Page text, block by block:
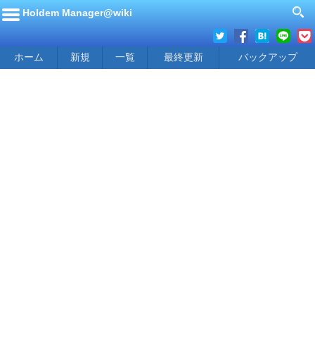
Holdem Manager@wiki
ホーム 新規 一覧 最終更新 バックアップ